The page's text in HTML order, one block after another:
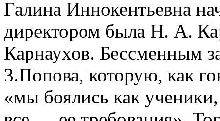
Галина Иннокентьевна
директором была Н. А.
Карнаухов. Бессменным
3.Попова, которую, как
«мы боялись как